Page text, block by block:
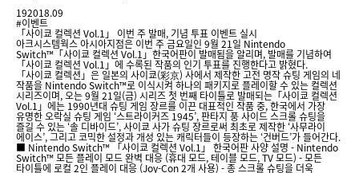
192018.09
#이벤트
「사이쿄 컬렉션 Vol.1」 이번 주 발매, 기념 투표 이벤트 실시
아크시스템웍스 아시아지점은 이번 주 금요일인 9월 21일 Nintendo
Switch™「사이쿄 컬렉션 Vol.1」한국어판이 발매됨을 알리며, 발매를 기념하여
「사이쿄 컬렉션 Vol.1」에 수록된 작품의 인기 투표를 진행한다고 밝혔다.
「사이쿄 컬렉션」은 일본의 사이쿄(彩京) 사에서 제작한 고전 명작 슈팅 게임의 네
작품을 Nintendo Switch™로 이식시켜 하나의 패키지로 플레이할 수 있는 컬렉션
시리즈이며, 오는 9월 21일(금) 시리즈 첫 번째 타이틀로 발매되는「사이쿄 컬렉션
Vol.1」에는 1990년대 슈팅 게임 장르를 이끈 대표적인 작품 중, 한국에서 가장
유명한 오락실 슈팅 게임 ‘스트라이커즈 1945’, 판타지 풍 사이드 스크롤 슈팅을
즐길 수 있는 ‘솔 디바이드’, 사이쿄 사가 슈팅 장르로써 최초로 제작한 ‘사무라이
에이스’, 그리고 코믹한 설정과 개성 있는 캐릭터들이 등장하는 ‘건버드’가 들어간다.
■ Nintendo Switch™ 「사이쿄 컬렉션 Vol.1」 한국어판 사양 설명 - Nintendo
Switch™ 모든 플레이 모드 완벽 대응 (휴대 모드, 테이블 모드, TV 모드) - 모든
타이틀에 로컬 2인 플레이 대응 (Joy-Con 2개 사용) - 종 스크롤 슈팅을 더욱